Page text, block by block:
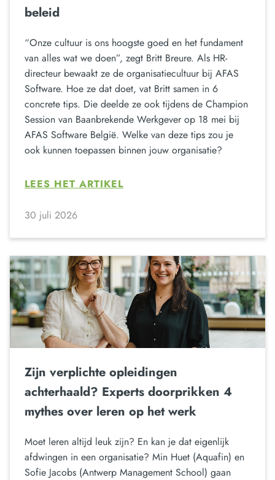
beleid
“Onze cultuur is ons hoogste goed en het fundament
van alles wat we doen”, zegt Britt Breure. Als HR-
directeur bewaakt ze de organisatiecultuur bij AFAS
Software. Hoe ze dat doet, vat Britt samen in 6
concrete tips. Die deelde ze ook tijdens de Champion
Session van Baanbrekende Werkgever op 18 mei bij
AFAS Software België. Welke van deze tips zou je
ook kunnen toepassen binnen jouw organisatie?
LEES HET ARTIKEL
30 juli 2026
Zijn verplichte opleidingen
achterhaald? Experts doorprikken 4
mythes over leren op het werk
Moet leren altijd leuk zijn? En kan je dat eigenlijk
afdwingen in een organisatie? Min Huet (Aquafin) en
Sofie Jacobs (Antwerp Management School) gaan